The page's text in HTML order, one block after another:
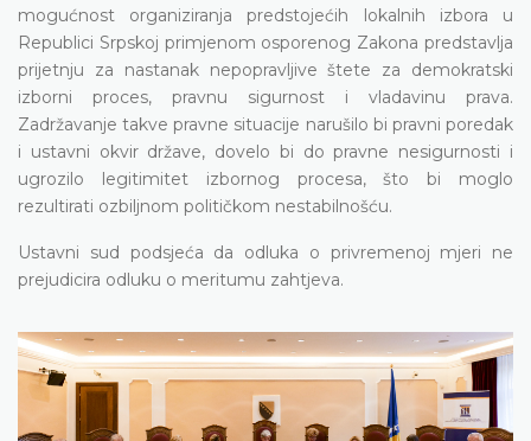
mogućnost organiziranja predstojećih lokalnih izbora u
Republici Srpskoj primjenom osporenog Zakona predstavlja
prijetnju za nastanak nepopravljive štete za demokratski
izborni proces, pravnu sigurnost i vladavinu prava.
Zadržavanje takve pravne situacije narušilo bi pravni poredak
i ustavni okvir države, dovelo bi do pravne nesigurnosti i
ugrozilo legitimitet izbornog procesa, što bi moglo
rezultirati ozbiljnom političkom nestabilnošću.
Ustavni sud podsjeća da odluka o privremenoj mjeri ne
prejudicira odluku o meritumu zahtjeva.